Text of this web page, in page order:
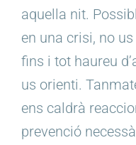
aquella nit.
en una crisi, no
fins i tot haureu
us orienti.
ens caldrà
prevenció